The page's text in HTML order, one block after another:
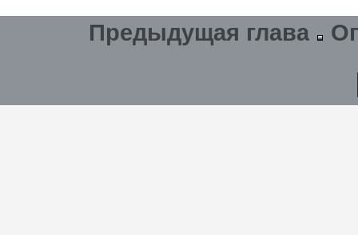
Предыдущая глава